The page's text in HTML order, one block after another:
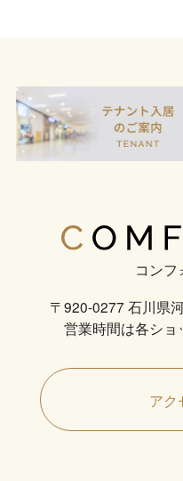
コンフ
〒920-0277 石川県
営業時間は各ショ
アク